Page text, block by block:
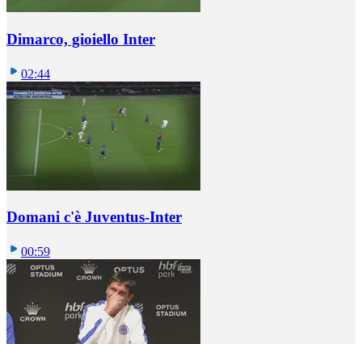
Dimarco, gioiello Inter
02:44
Domani c'è Juventus-Inter
00:59